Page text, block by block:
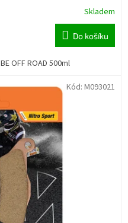
Skladem
Do košíku
OFF ROAD 500ml
Kód: M093021